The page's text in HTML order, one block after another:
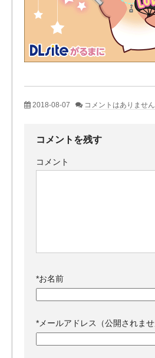
2018-08-07 コメントはありません
コメントを残す
コメント
*お名前
* メールアドレス（公開されませ